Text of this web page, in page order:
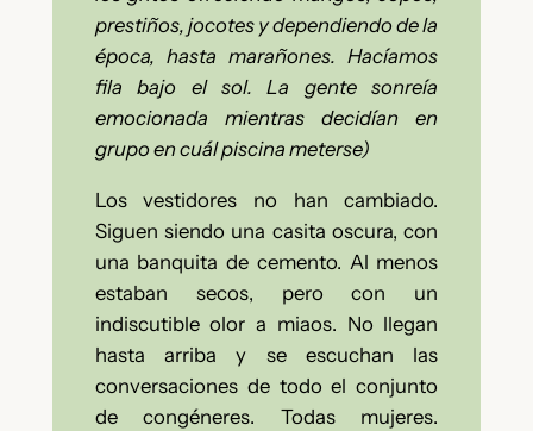
prestiños, jocotes y dependiendo de la
época, hasta marañones. Hacíamos
fila bajo el sol. La gente sonreía
emocionada mientras decidían en
grupo en cuál piscina meterse)
Los vestidores no han cambiado.
Siguen siendo una casita oscura, con
una banquita de cemento. Al menos
estaban secos, pero con un
indiscutible olor a miaos. No llegan
hasta arriba y se escuchan las
conversaciones de todo el conjunto
de congéneres. Todas mujeres.